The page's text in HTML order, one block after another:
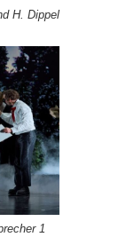
H. Dippel
1